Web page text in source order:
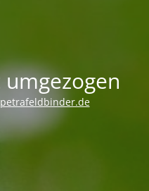
petrafeldbinder.de